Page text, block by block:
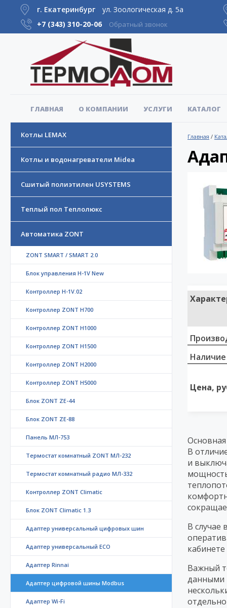
г. Екатеринбург
ул. Зоологическая д. 5а
+7 (343) 310-20-06 Обратный звонок
ГЛАВНАЯ О КОМПАНИИ УСЛУГИ КАТАЛОГ
Котлы LEMAX
Котлы и водонагреватели Midea
Сшитый полиэтилен USYSTEMS
Теплый пол Теплолюкс
Автоматика ZONT
ZONT SMART / SMART 2.0
Блок управления H-1V New
Контроллер H-1V.02
Контроллер ZONT H700
Контроллер ZONT H1000
Контроллер ZONT H1500
Контроллер ZONT H2000
Контроллер ZONT H5000
Блок ZONT ZE-44
Блок ZONT ZE-88
Панель МЛ-753
Термостат комнатный ZONT МЛ-232
Термостат комнатный радио МЛ-332
Контроллер ZONT Climatic
Блок ZONT Climatic 1.3
Адаптер универсальный цифровых шин
Адаптер универсальный ECO
Адаптер Rinnai
Адаптер цифровой шины Modbus
Адаптер Wi-Fi
Главная /
Наличие
Цена,
В
и
В случае
Важный
данными